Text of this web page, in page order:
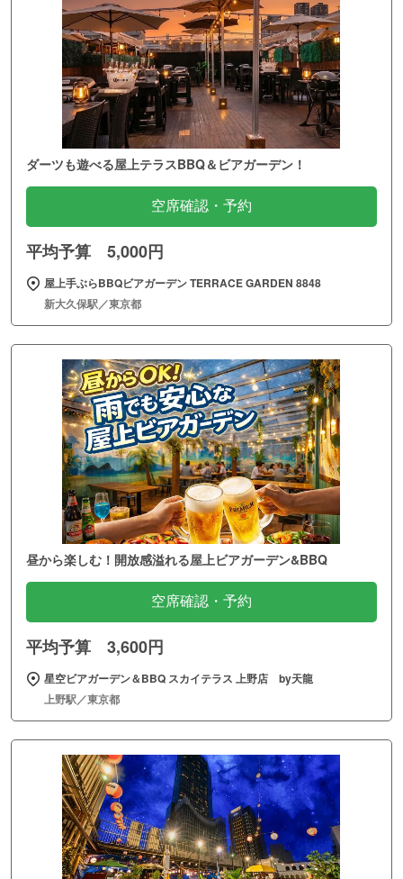
ダーツも遊べる屋上テラスBBQ＆ビアガーデン！
空席確認・予約
平均予算 5,000円
屋上手ぶらBBQビアガーデン TERRACE GARDEN 8848
新大久保駅／東京都
昼から楽しむ！開放感溢れる屋上ビアガーデン&BBQ
空席確認・予約
平均予算 3,600円
星空ビアガーデン＆BBQ スカイテラス 上野店 by天龍
上野駅／東京都